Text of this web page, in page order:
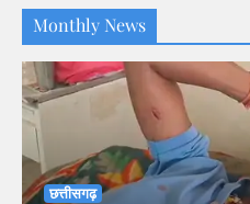
Monthly News
छत्तीसगढ़